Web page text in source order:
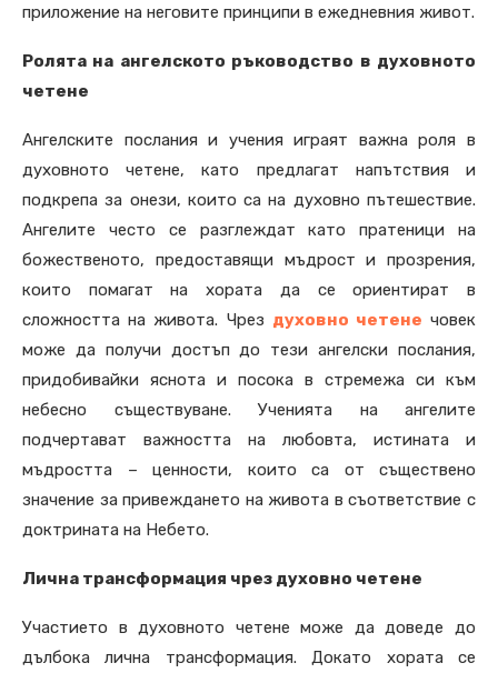
приложение на неговите принципи в ежедневния живот.
Ролята на ангелското ръководство в духовното
четене
Ангелските послания и учения играят важна роля в
духовното четене, като предлагат напътствия и
подкрепа за онези, които са на духовно пътешествие.
Ангелите често се разглеждат като пратеници на
божественото, предоставящи мъдрост и прозрения,
които помагат на хората да се ориентират в
сложността на живота. Чрез духовно четене човек
може да получи достъп до тези ангелски послания,
придобивайки яснота и посока в стремежа си към
небесно съществуване. Ученията на ангелите
подчертават важността на любовта, истината и
мъдростта – ценности, които са от съществено
значение за привеждането на живота в съответствие с
доктрината на Небето.
Лична трансформация чрез духовно четене
Участието в духовното четене може да доведе до
дълбока лична трансформация. Докато хората се